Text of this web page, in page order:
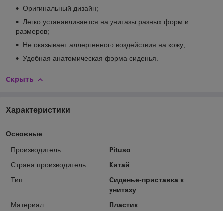
Оригинальный дизайн;
Легко устанавливается на унитазы разных форм и
размеров;
Не оказывает аллергенного воздействия на кожу;
Удобная анатомическая форма сиденья.
Скрыть
Характеристики
Основные
Производитель
Pituso
Страна производитель
Китай
Тип
Сиденье-приставка к
унитазу
Материал
Пластик